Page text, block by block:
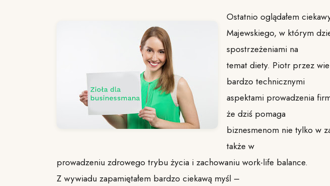
Ostatnio oglądałem
Majewskiego, w którym
spostrzeżeniami na
temat diety. Piotr przez
bardzo technicznymi
aspektami prowadzenia
że dziś pomaga
biznesmenom nie tylko w
także w
prowadzeniu zdrowego trybu życia i zachowaniu work-life balance.
Z wywiadu zapamiętałem bardzo ciekawą myśl –